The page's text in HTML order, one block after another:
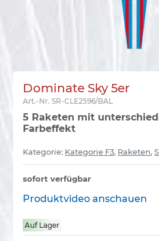
Dominate Sky 5er
Art.-Nr.SR-CLE2596/BAL
5 Raketen mit
Farbeffekt
Kategorie: Kategorie F3, Raketen,
sofort verfügbar
Produktvideo anschauen
Auf Lager